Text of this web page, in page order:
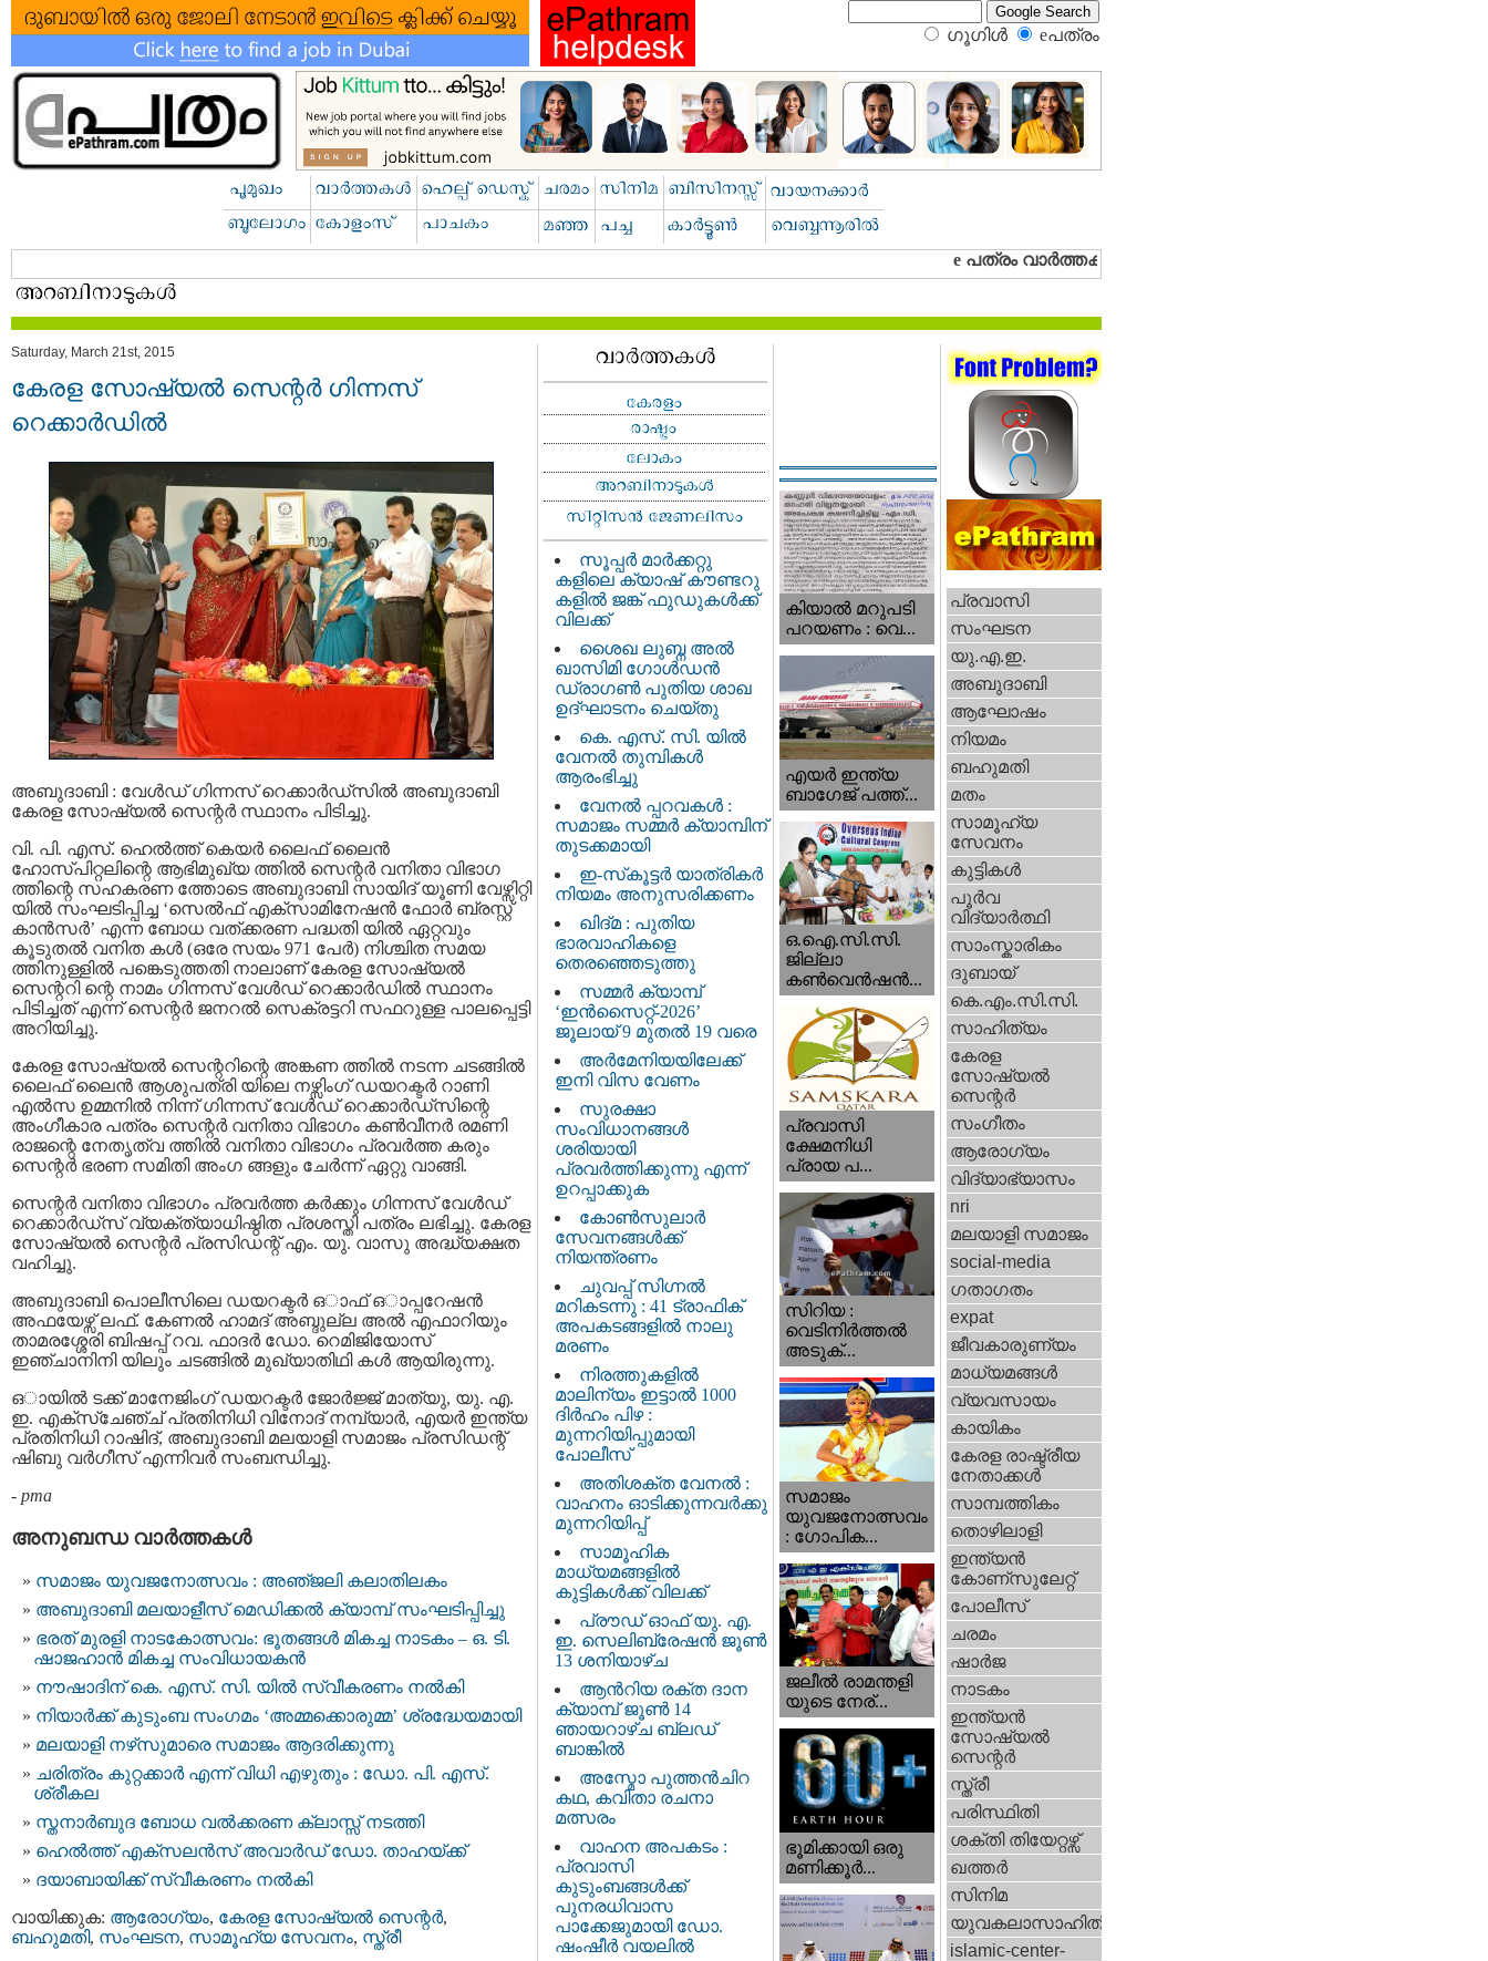
ഗൂഗിള്‍ eപത്രം‍
Saturday, March 21st, 2015
കേരള സോഷ്യല്‍ സെന്റര്‍ ഗിന്നസ്
റെക്കാര്‍ഡില്‍
അബുദാബി : വേള്‍ഡ് ഗിന്നസ് റെക്കാര്‍ഡ്സില്‍ അബുദാബി
കേരള സോഷ്യല്‍ സെന്റര്‍ സ്ഥാനം പിടിച്ചു.
വി. പി. എസ്. ഹെല്‍ത്ത് കെയര്‍ ലൈഫ് ലൈന്‍
ഹോസ്പിറ്റലിന്റെ ആഭിമുഖ്യ ത്തില്‍ സെന്റര്‍ വനിതാ വിഭാഗ
ത്തിന്റെ സഹകരണ ത്തോടെ അബുദാബി സായിദ് യൂണി വേഴ്സിറ്റി
യില്‍ സംഘടിപ്പിച്ച ‘സെല്‍ഫ് എക്സാമിനേഷന്‍ ഫോര്‍ ബ്രസ്റ്റ്
കാന്‍സര്‍’ എന്ന ബോധ വത്ക്കരണ പദ്ധതി യില്‍ ഏറ്റവും
കൂടുതല്‍ വനിത കള്‍ (ഒരേ സയം 971 പേര്‍) നിശ്ചിത സമയ
ത്തിനുള്ളില്‍ പങ്കെടുത്തതി നാലാണ് കേരള സോഷ്യല്‍
സെന്ററി ന്റെ നാമം ഗിന്നസ് വേള്‍ഡ് റെക്കാര്‍ഡില്‍ സ്ഥാനം
പിടിച്ചത് എന്ന് സെന്റര്‍ ജനറല്‍ സെക്രട്ടറി സഫറുള്ള പാലപ്പെട്ടി
അറിയിച്ചു.
കേരള സോഷ്യല്‍ സെന്ററിന്റെ അങ്കണ ത്തില്‍ നടന്ന ചടങ്ങില്‍
ലൈഫ് ലൈൻ ആശുപത്രി യിലെ നഴ്സിംഗ് ഡയറക്ടര്‍ റാണി
എല്‍സ ഉമ്മനില്‍ നിന്ന് ഗിന്നസ് വേള്‍ഡ് റെക്കാര്‍ഡ്സിന്റെ
അംഗീകാര പത്രം സെന്റര്‍ വനിതാ വിഭാഗം കണ്‍വീനര്‍ രമണി
രാജന്റെ നേതൃത്വ ത്തില്‍ വനിതാ വിഭാഗം പ്രവര്‍ത്ത കരും
സെന്റര്‍ ഭരണ സമിതി അംഗ ങ്ങളും ചേര്‍ന്ന് ഏറ്റു വാങ്ങി.
സെന്റര്‍ വനിതാ വിഭാഗം പ്രവര്‍ത്ത കര്‍ക്കും ഗിന്നസ് വേള്‍ഡ്
റെക്കാര്‍ഡ്സ് വ്യക്ത്യാധിഷ്ഠിത പ്രശസ്തി പത്രം ലഭിച്ചു. കേരള
സോഷ്യല്‍ സെന്റര്‍ പ്രസിഡന്റ് എം. യു. വാസു അദ്ധ്യക്ഷത
വഹിച്ചു.
അബുദാബി പൊലീസിലെ ഡയറക്ടര്‍ ഒാഫ് ഒാപ്പറേഷന്‍
അഫയേഴ്സ് ലഫ്. കേണല്‍ ഹാമദ് അബ്ദുല്ല അല്‍ എഫാറിയും
താമരശ്ശേരി ബിഷപ്പ് റവ. ഫാദര്‍ ഡോ. റെമിജിയോസ്
ഇഞ്ചാനിനി യിലും ചടങ്ങിൽ മുഖ്യാതിഥി കൾ ആയിരുന്നു.
ഒായില്‍ ടക്ക് മാനേജിംഗ് ഡയറക്ടര്‍ ജോര്‍ജ്ജ് മാത്യു, യു. എ.
ഇ. എക്സ്ചേഞ്ച് പ്രതിനിധി വിനോദ് നമ്പ്യാര്‍, എയര്‍ ഇന്ത്യ
പ്രതിനിധി റാഷിദ്, അബുദാബി മലയാളി സമാജം പ്രസിഡന്റ്
ഷിബു വര്‍ഗീസ് എന്നിവര്‍ സംബന്ധിച്ചു.
- pma
അനുബന്ധ വാര്‍ത്തകള്‍
സമാജം യുവജനോത്സവം : അഞ്‌ജലി കലാതിലകം
അബുദാബി മലയാളീസ് മെഡിക്കൽ ക്യാമ്പ് സംഘടിപ്പിച്ചു
ഭരത് മുരളി നാടകോത്സവം: ഭൂതങ്ങൾ മികച്ച നാടകം – ഒ. ടി.
ഷാജഹാൻ മികച്ച സംവിധായകൻ
നൗഷാദിന് കെ. എസ്. സി. യിൽ സ്വീകരണം നൽകി
നിയാർക്ക് കുടുംബ സംഗമം ‘അമ്മക്കൊരുമ്മ’ ശ്രദ്ധേയമായി
മലയാളി നഴ്‌സുമാരെ സമാജം ആദരിക്കുന്നു
ചരിത്രം കുറ്റക്കാര്‍ എന്ന് വിധി എഴുതും : ഡോ. പി. എസ്.
ശ്രീകല
സ്തനാര്‍ബുദ ബോധ വല്‍ക്കരണ ക്ലാസ്സ് നടത്തി
ഹെല്‍ത്ത് എക്സലന്‍സ് അവാര്‍ഡ് ഡോ. താഹയ്ക്ക്
ദയാബായിക്ക് സ്വീകരണം നല്‍കി
വായിക്കുക: ആരോഗ്യം, കേരള സോഷ്യല്‍ സെന്റര്‍,
ബഹുമതി, സംഘടന, സാമൂഹ്യ സേവനം, സ്ത്രീ
സൂപ്പർ മാർക്കറ്റു
കളിലെ ക്യാഷ് കൗണ്ടറു
കളിൽ ജങ്ക് ഫുഡുകൾക്ക്
വിലക്ക്
ശൈഖ ലുബ്ന അൽ
ഖാസിമി ഗോൾഡൻ
ഡ്രാഗൺ പുതിയ ശാഖ
ഉദ്ഘാടനം ചെയ്തു
കെ. എസ്. സി. യിൽ
വേനൽ തുമ്പികൾ
ആരംഭിച്ചു
വേനൽ പ്പറവകൾ :
സമാജം സമ്മർ ക്യാമ്പിന്
തുടക്കമായി
ഇ-സ്‌കൂട്ടർ യാത്രികർ
നിയമം അനുസരിക്കണം
ഖിദ്മ : പുതിയ
ഭാരവാഹികളെ
തെരഞ്ഞെടുത്തു
സമ്മർ ക്യാമ്പ്
‘ഇൻസൈറ്റ്-2026’
ജൂലായ് 9 മുതൽ 19 വരെ
അർമേനിയയിലേക്ക്
ഇനി വിസ വേണം
സുരക്ഷാ
സംവിധാനങ്ങൾ
ശരിയായി
പ്രവർത്തിക്കുന്നു എന്ന്
ഉറപ്പാക്കുക
കോൺസുലാർ
സേവനങ്ങൾക്ക്
നിയന്ത്രണം
ചുവപ്പ് സിഗ്നൽ
മറികടന്നു : 41 ട്രാഫിക്
അപകടങ്ങളിൽ നാലു
മരണം
നിരത്തുകളിൽ
മാലിന്യം ഇട്ടാൽ 1000
ദിർഹം പിഴ :
മുന്നറിയിപ്പുമായി
പോലീസ്
അതിശക്ത വേനൽ :
വാഹനം ഓടിക്കുന്നവർക്കു
മുന്നറിയിപ്പ്
സാമൂഹിക
മാധ്യമങ്ങളിൽ
കുട്ടികൾക്ക് വിലക്ക്
പ്രൗഡ് ഓഫ് യു. എ.
ഇ. സെലിബ്രേഷൻ ജൂൺ
13 ശനിയാഴ്ച
ആൻറിയ രക്ത ദാന
ക്യാമ്പ് ജൂൺ 14
ഞായറാഴ്ച ബ്ലഡ്
ബാങ്കിൽ
അസ്മോ പുത്തൻചിറ
കഥ, കവിതാ രചനാ
മത്സരം
വാഹന അപകടം :
പ്രവാസി
കുടുംബങ്ങൾക്ക്
പുനരധിവാസ
പാക്കേജുമായി ഡോ.
ഷംഷീർ വയലിൽ
കിയാല്‍ മറുപടി
പറയണം : വെ...
എയര്‍ ഇന്ത്യ
ബാഗേജ് പത്ത്...
ഒ.ഐ.സി.സി.
ജില്ലാ
കൺവെൻഷൻ...
പ്രവാസി
ക്ഷേമനിധി
പ്രായ പ...
സിറിയ :
വെടിനിർത്തൽ
അടുക്...
സമാജം
യുവജനോത്സവം
: ഗോപിക...
ജലീല്‍ രാമന്തളി
യുടെ നേര്...
ഭൂമിക്കായി ഒരു
മണിക്കൂര്‍...
പ്രവാസി
സംഘടന
യു.എ.ഇ.
അബുദാബി
ആഘോഷം
നിയമം
ബഹുമതി
മതം
സാമൂഹ്യ
സേവനം
കുട്ടികള്‍
പൂര്‍വ
വിദ്യാര്‍ത്ഥി
സാംസ്കാരികം
ദുബായ്‌
കെ.എം.സി.സി.
സാഹിത്യം
കേരള
സോഷ്യല്‍
സെന്റര്‍
സംഗീതം
ആരോഗ്യം
വിദ്യാഭ്യാസം
nri
മലയാളി സമാജം
social-media
ഗതാഗതം
expat
ജീവകാരുണ്യം
മാധ്യമങ്ങള്‍
വ്യവസായം
കായികം
കേരള രാഷ്ട്രീയ
നേതാക്കള്‍
സാമ്പത്തികം
തൊഴിലാളി
ഇന്ത്യന്‍
കോണ്സുലേറ്റ്
പോലീസ്
ചരമം
ഷാര്‍ജ
നാടകം
ഇന്ത്യന്‍
സോഷ്യല്‍
സെന്റര്‍
സ്ത്രീ
പരിസ്ഥിതി
ശക്തി തിയേറ്റഴ്സ്
ഖത്തര്‍
സിനിമ
യുവകലാസാഹിതി
islamic-center-